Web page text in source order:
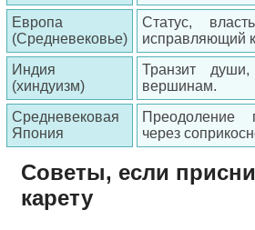
Европа
(Средневековье)
Статус,
исправляющий
Индия
(хиндуизм)
Транзит
вершинам.
Средневековая
Япония
Преодоление
через
Советы, если
карету